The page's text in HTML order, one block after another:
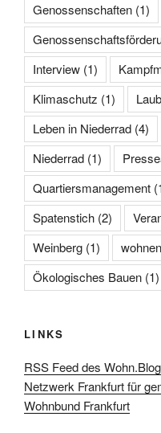
Genossenschaften (1)
Interview (1)
Klimaschutz (1)
Leben in Niederrad (4)
Niederrad (1)
Quartiersmanagement
Spatenstich (2)
Weinberg (1) wohnen
Ökologisches Bauen (1)
LINKS
RSS Feed des
Netzwerk Frankfurt für
Wohnbund Frankfurt